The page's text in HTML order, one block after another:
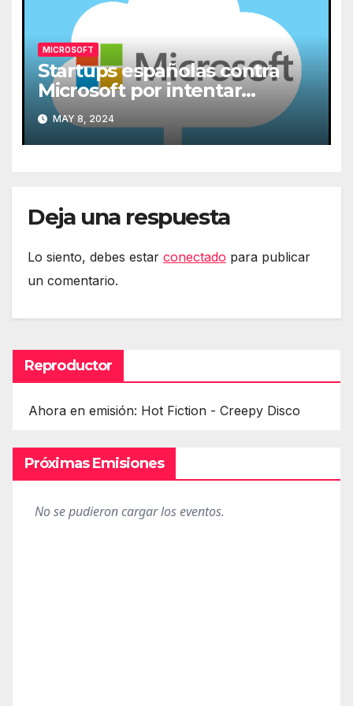
MICROSOFT
Startups españolas contra
Microsoft por intentar
expulsarlas de la nube
MAY 8, 2024
Deja una respuesta
Lo siento, debes estar conectado para publicar
un comentario.
Reproductor
Ahora en emisión: Hot Fiction - Creepy Disco
Próximas Emisiones